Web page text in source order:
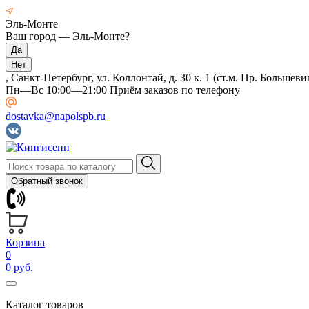
Эль-Монте
Ваш город — Эль-Монте?
, Санкт-Петербург, ул. Коллонтай, д. 30 к. 1 (ст.м. Пр.
Пн—Вс 10:00—21:00 Приём заказов по телефону
dostavka@napolspb.ru
Обратный звонок
Корзина
0
0 руб.
Каталог товаров